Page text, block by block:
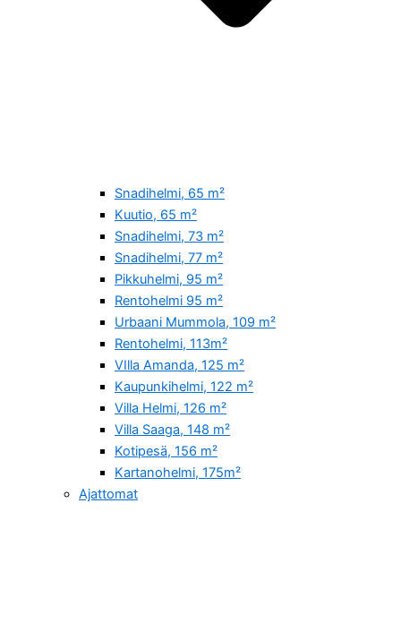
Snadihelmi, 65 m²
Kuutio, 65 m²
Snadihelmi, 73 m²
Snadihelmi, 77 m²
Pikkuhelmi, 95 m²
Rentohelmi 95 m²
Urbaani Mummola, 109 m²
Rentohelmi, 113m²
VIlla Amanda, 125 m²
Kaupunkihelmi, 122 m²
Villa Helmi, 126 m²
Villa Saaga, 148 m²
Kotipesä, 156 m²
Kartanohelmi, 175m²
Ajattomat